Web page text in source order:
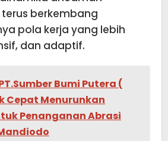
berkembang
pola kerja yang lebih
dan adaptif.
Bumi Putera (
Cepat Menurunkan
Penanganan Abrasi